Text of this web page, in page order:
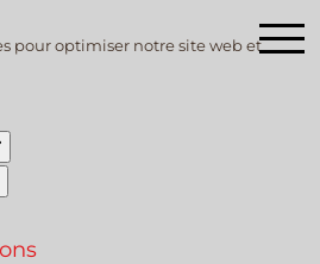
pour optimiser notre site web et
to